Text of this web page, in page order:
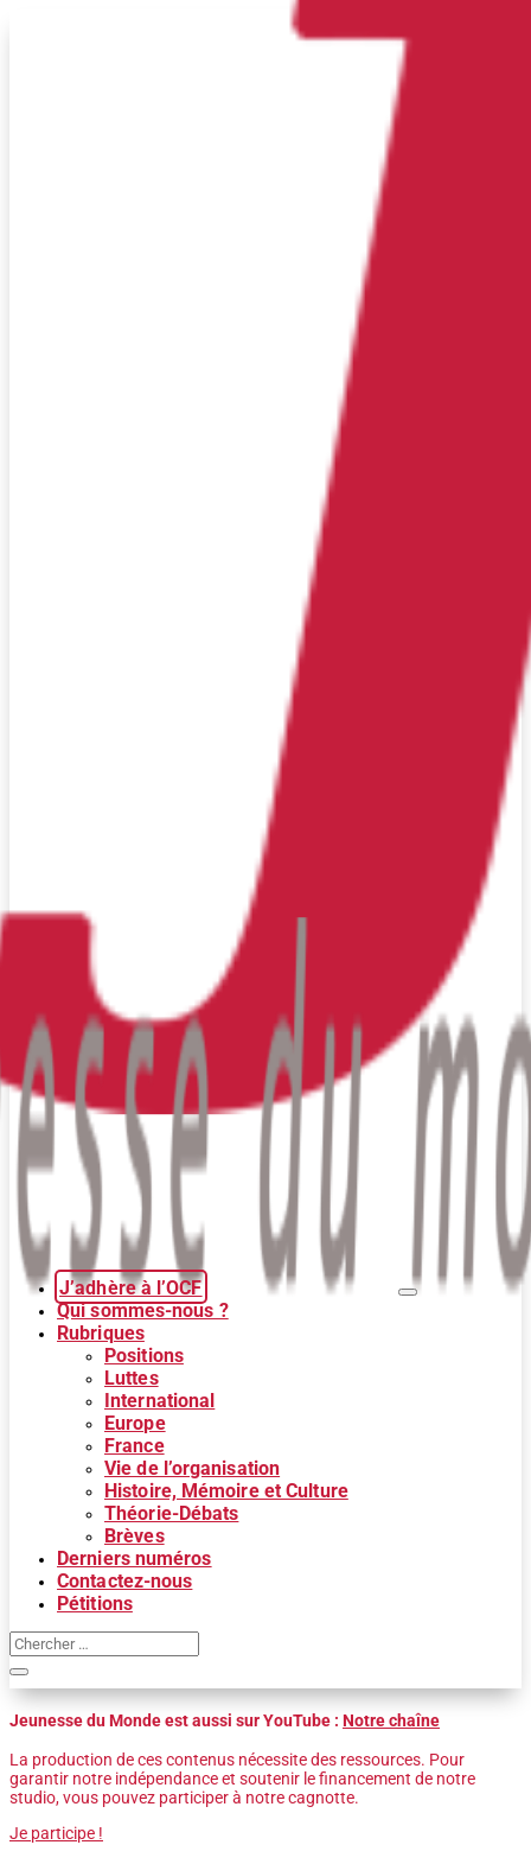
J’adhère à l’OCF
Qui sommes-nous ?
Rubriques
Positions
Luttes
International
Europe
France
Vie de l’organisation
Histoire, Mémoire et Culture
Théorie-Débats
Brèves
Derniers numéros
Contactez-nous
Pétitions
Jeunesse du Monde est aussi sur YouTube : Notre chaîne
La production de ces contenus nécessite des ressources. Pour
garantir notre indépendance et soutenir le financement de notre
studio, vous pouvez participer à notre cagnotte.
Je participe !